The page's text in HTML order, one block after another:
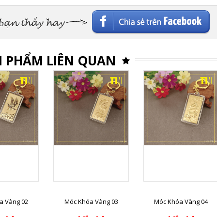
Facebook
PHẨM LIÊN QUAN
Vàng 02 Móc Khóa Vàng 03 Móc Khóa Vàng 04